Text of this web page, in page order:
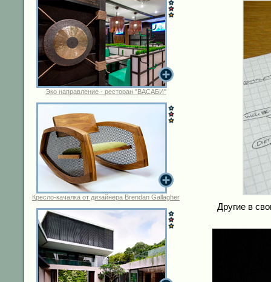
Эко направление - ресторан "ВАСАБИ"
Кресло-качалка от дизайнера Brendan Gallagher
Другие в